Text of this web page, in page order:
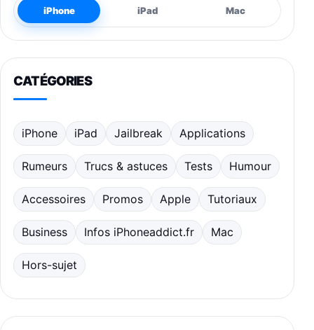
iPhone iPad Mac
CATÉGORIES
iPhone iPad Jailbreak Applications
Rumeurs Trucs & astuces Tests Humour
Accessoires Promos Apple Tutoriaux
Business Infos iPhoneaddict.fr Mac
Hors-sujet